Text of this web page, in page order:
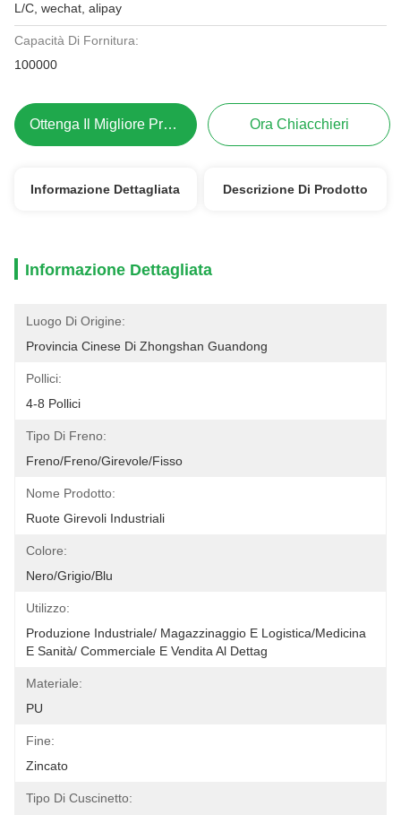
L/C, wechat, alipay
Capacità Di Fornitura:
100000
Ottenga Il Migliore Prezzo Ora Chiacchieri
Informazione Dettagliata Descrizione Di Prodotto
Informazione Dettagliata
Luogo Di Origine:
Provincia Cinese Di Zhongshan Guandong
Pollici:
4-8 Pollici
Tipo Di Freno:
Freno/freno/Girevole/Fisso
Nome Prodotto:
Ruote Girevoli Industriali
Colore:
Nero/Grigio/Blu
Utilizzo:
Produzione Industriale/ Magazzinaggio E Logistica/Medicina
E Sanità/ Commerciale E Vendita Al Dettag
Materiale:
PU
Fine:
Zincato
Tipo Di Cuscinetto: